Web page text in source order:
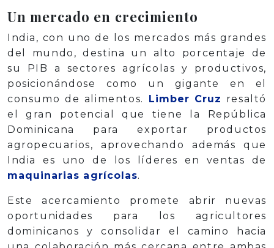
Un mercado en crecimiento
India, con uno de los mercados más grandes
del mundo, destina un alto porcentaje de
su PIB a sectores agrícolas y productivos,
posicionándose como un gigante en el
consumo de alimentos. Limber Cruz resaltó
el gran potencial que tiene la República
Dominicana para exportar productos
agropecuarios, aprovechando además que
India es uno de los líderes en ventas de
maquinarias agrícolas.
Este acercamiento promete abrir nuevas
oportunidades para los agricultores
dominicanos y consolidar el camino hacia